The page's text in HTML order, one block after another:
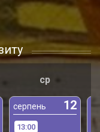
ср
серпень 12
13:00